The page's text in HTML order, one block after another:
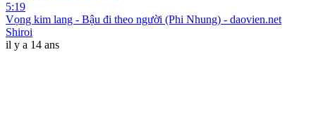
5:19
Vọng kim lang - Bậu đi theo người (Phi Nhung) - daovien.net
Shiroi
il y a 14 ans